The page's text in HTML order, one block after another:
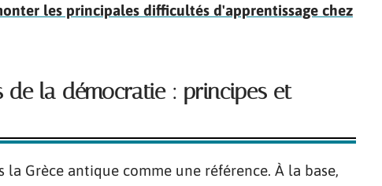
les principales difficultés d'apprentissage chez
de la démocratie : principes et
la Grèce antique comme une référence. À la base,